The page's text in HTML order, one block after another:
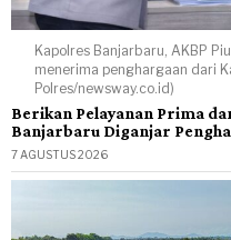
Kapolres Banjarbaru, AKBP
menerima penghargaan dari
Polres/newsway.co.id)
Berikan Pelayanan Prima
Banjarbaru Diganjar
7 AGUSTUS 2026